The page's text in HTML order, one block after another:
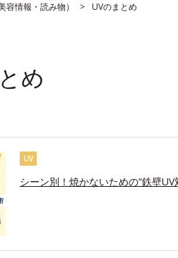
容情報・読み物） UVのまとめ
め
UV
シーン別！焼かないための“鉄壁